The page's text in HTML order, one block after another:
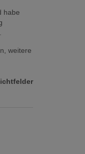
habe
weitere